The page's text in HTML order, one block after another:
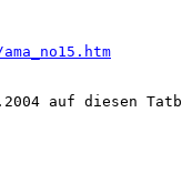
auf diesen